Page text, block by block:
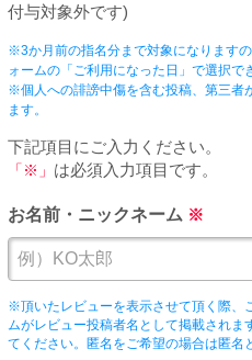
PUA'池袋
PUA'新橋
PUA'蒲田
PUA'羽田
PUA'吉祥寺
付与対象外です)
※3か月前の指名分まで対象になります
ォームの「ご利用になった日」で選択で
※個人への誹謗中傷を含む投稿、第三者
ます。
下記項目にご入力ください。
「※」 は必須入力項目です。
お名前・ニックネーム ※
※頂いたレビューを表示させて頂く際、
ムがレビュー投稿者名として掲載されま
てください。匿名をご希望の場合は匿名